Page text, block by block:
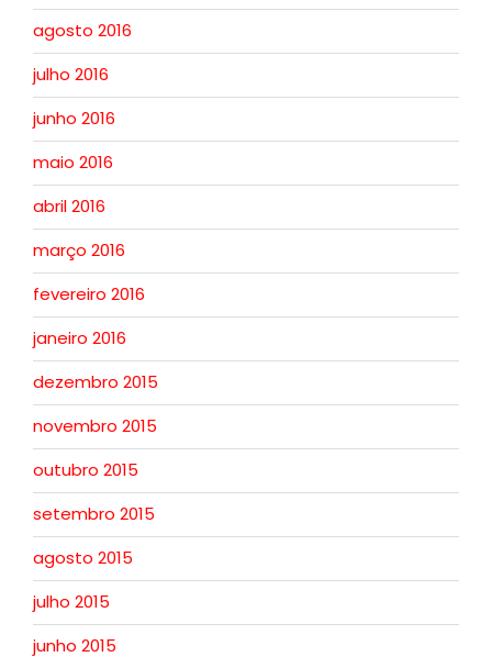
agosto 2016
julho 2016
junho 2016
maio 2016
abril 2016
março 2016
fevereiro 2016
janeiro 2016
dezembro 2015
novembro 2015
outubro 2015
setembro 2015
agosto 2015
julho 2015
junho 2015